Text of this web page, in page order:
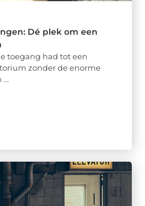
Dé plek om een
toegang had tot een
zonder de enorme